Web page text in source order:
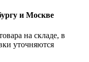
и Москве
на складе, в
уточняются